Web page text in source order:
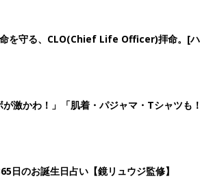
を守る、CLO(Chief Life Officer)拝命。[
激かわ！」「肌着・パジャマ・Tシャツも
日のお誕生日占い【鏡リュウジ監修】